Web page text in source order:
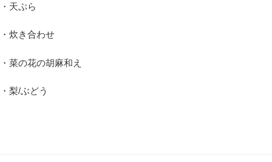
・天ぷら
・炊き合わせ
・菜の花の胡麻和え
・梨/ぶどう